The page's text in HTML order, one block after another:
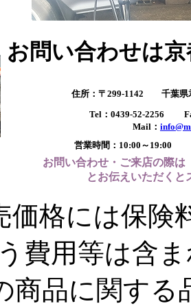
お問い合わせは
住所：〒299-1142 千葉県
Tel：0439-52-2256
Mail：
営業時間：10:00～19:00
お問い合わせ・ご来店の際は
とお伝えいただくと
価格には保険
費用等は含
商品に関する